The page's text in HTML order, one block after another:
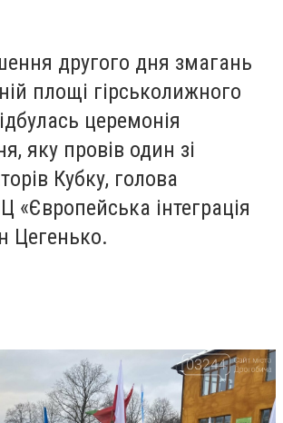
другого дня змагань
площі гірськолижного
церемонія
яку провів один зі
Кубку, голова
«Європейська інтеграція
Цегенько.